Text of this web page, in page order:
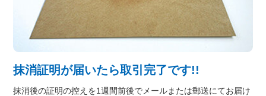
抹消証明が届いたら取引完了です!!
抹消後の証明の控えを1週間前後でメールまたは郵送にてお届け